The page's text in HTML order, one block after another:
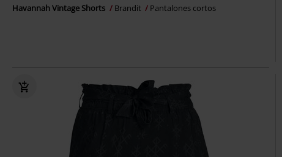
Havannah Vintage Shorts Brandit Pantalones cortos